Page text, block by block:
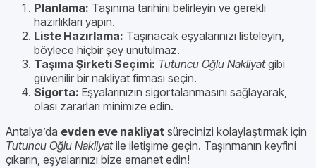
Planlama: Taşınma tarihini belirleyin ve gerekli
hazırlıkları yapın.
Liste Hazırlama: Taşınacak eşyalarınızı listeleyin,
böylece hiçbir şey unutulmaz.
Taşıma Şirketi Seçimi: Tutuncu Oğlu Nakliyatgibi
güvenilir bir nakliyat firması seçin.
Sigorta: Eşyalarınızın sigortalanmasını sağlayarak,
olası zararları minimize edin.
Antalya’da evden eve nakliyat sürecinizi kolaylaştırmak için
Tutuncu Oğlu Nakliyatile iletişime geçin. Taşınmanın keyfini
çıkarın, eşyalarınızı bize emanet edin!